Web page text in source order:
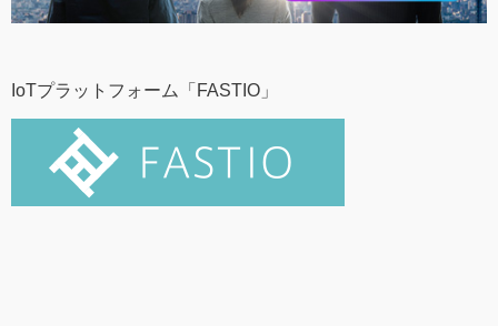
IoTプラットフォーム「FASTIO」